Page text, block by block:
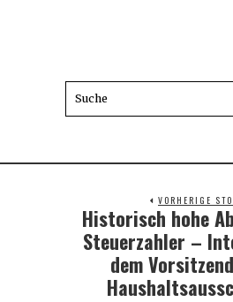
VORHERIGE
post:
Historisch hohe
Steuerzahler –
dem